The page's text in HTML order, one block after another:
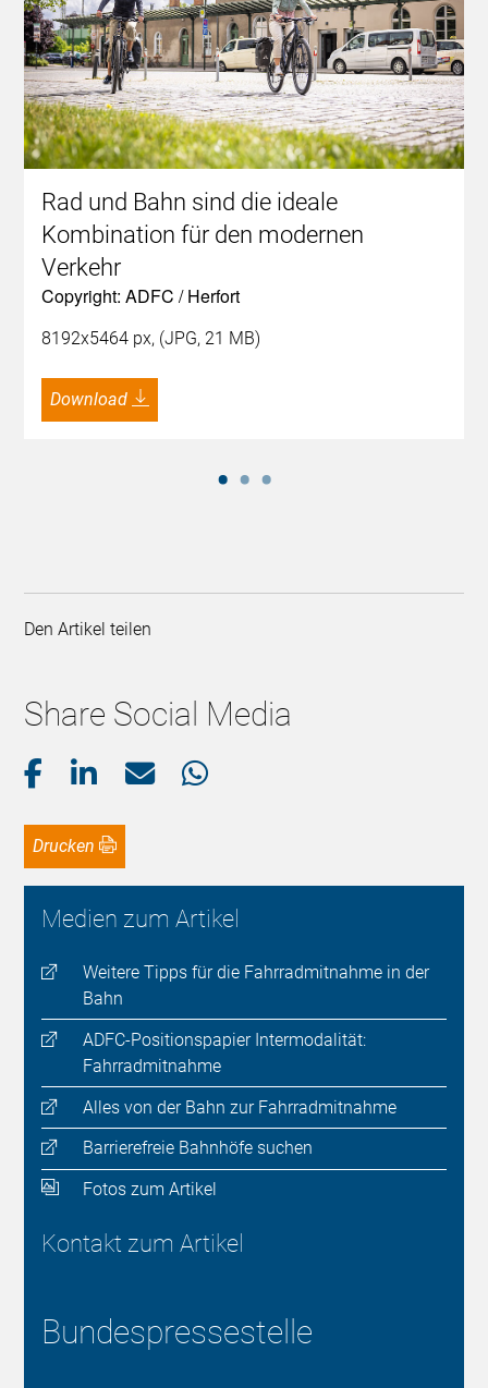
Rad und Bahn sind die ideale
Kombination für den modernen
Verkehr
Copyright: ADFC / Herfort
8192x5464 px, (JPG, 21 MB)
Download
Den Artikel teilen
Share Social Media
Drucken
Medien zum Artikel
Weitere Tipps für die Fahrradmitnahme in der
Bahn
ADFC-Positionspapier Intermodalität:
Fahrradmitnahme
Alles von der Bahn zur Fahrradmitnahme
Barrierefreie Bahnhöfe suchen
Fotos zum Artikel
Kontakt zum Artikel
Bundespressestelle